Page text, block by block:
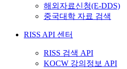
해외자료신청(E-DDS)
중국대학 자료 검색
RISS API 센터
RISS 검색 API
KOCW 강의정보 API